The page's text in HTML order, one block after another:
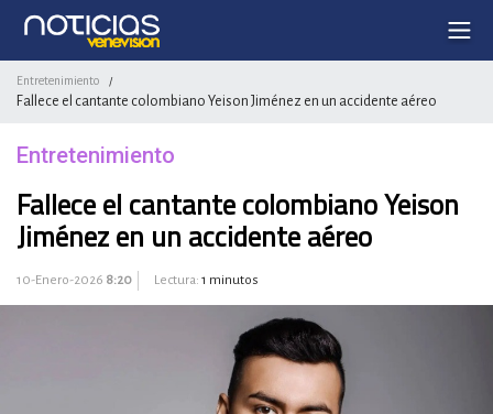
Entretenimiento /
Fallece el cantante colombiano Yeison Jiménez en un accidente aéreo
Entretenimiento
Fallece el cantante colombiano Yeison
Jiménez en un accidente aéreo
10-Enero-2026 8:20 Lectura: 1 minutos